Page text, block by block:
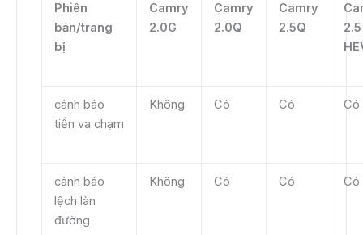
Phiên
bản/trang
bị
Camry
2.0G
Camry
2.0Q
Camry
2.5Q
2.5
cảnh báo
tiền va chạm
Không Có Có Có
cảnh báo
lệch làn
đường
Không Có Có Có